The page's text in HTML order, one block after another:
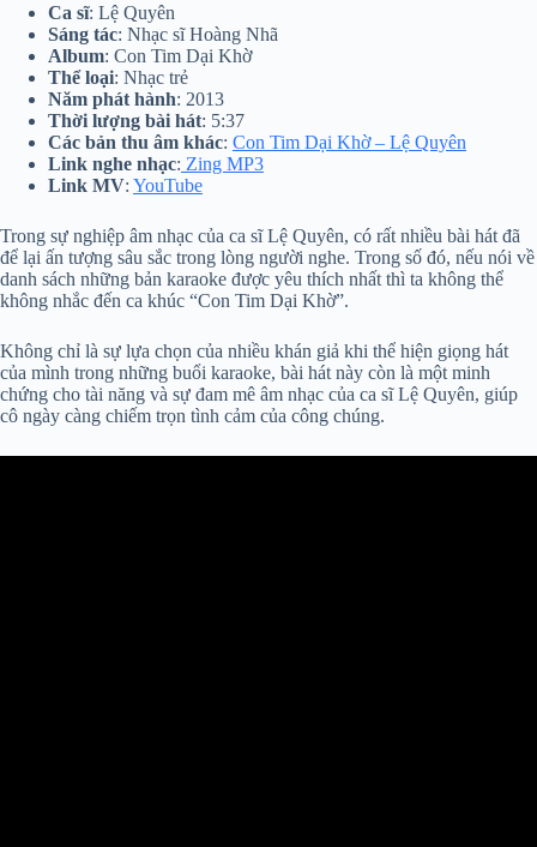
Ca sĩ: Lệ Quyên
Sáng tác: Nhạc sĩ Hoàng Nhã
Album: Con Tim Dại Khờ
Thể loại: Nhạc trẻ
Năm phát hành: 2013
Thời lượng bài hát: 5:37
Các bản thu âm khác: Con Tim Dại Khờ – Lệ Quyên
Link nghe nhạc: Zing MP3
Link MV: YouTube
Trong sự nghiệp âm nhạc của ca sĩ Lệ Quyên, có rất nhiều bài hát đã
để lại ấn tượng sâu sắc trong lòng người nghe. Trong số đó, nếu nói về
danh sách những bản karaoke được yêu thích nhất thì ta không thể
không nhắc đến ca khúc “Con Tim Dại Khờ”.
Không chỉ là sự lựa chọn của nhiều khán giả khi thể hiện giọng hát
của mình trong những buổi karaoke, bài hát này còn là một minh
chứng cho tài năng và sự đam mê âm nhạc của ca sĩ Lệ Quyên, giúp
cô ngày càng chiếm trọn tình cảm của công chúng.